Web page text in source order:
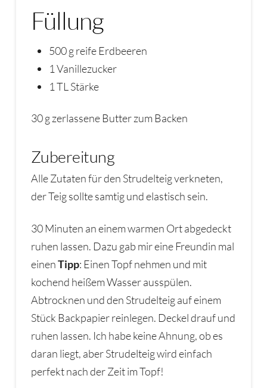
Füllung
500 g reife Erdbeeren
1 Vanillezucker
1 TL Stärke
30 g zerlassene Butter zum Backen
Zubereitung
Alle Zutaten für den Strudelteig verkneten,
der Teig sollte samtig und elastisch sein.
30 Minuten an einem warmen Ort abgedeckt
ruhen lassen. Dazu gab mir eine Freundin mal
einenTipp: Einen Topf nehmen und mit
kochend heißem Wasser ausspülen.
Abtrocknen und den Strudelteig auf einem
Stück Backpapier reinlegen. Deckel drauf und
ruhen lassen. Ich habe keine Ahnung, ob es
daran liegt, aber Strudelteig wird einfach
perfekt nach der Zeit im Topf!